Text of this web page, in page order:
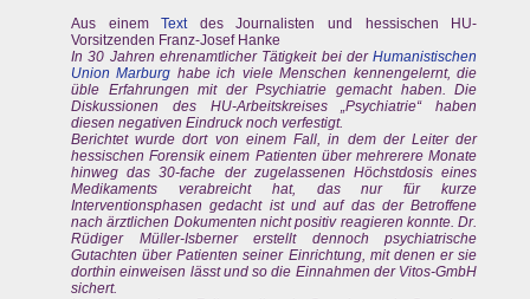
Aus einemTextdes Journalisten und hessischen HU-
Vorsitzenden Franz-Josef Hanke
In 30 Jahren ehrenamtlicher Tätigkeit bei derHumanistischen
Union Marburg habe ich viele Menschen kennengelernt, die
üble Erfahrungen mit der Psychiatrie gemacht haben. Die
Diskussionen des HU-Arbeitskreises „Psychiatrie“ haben
diesen negativen Eindruck noch verfestigt.
Berichtet wurde dort von einem Fall, in dem der Leiter der
hessischen Forensik einem Patienten über mehrerere Monate
hinweg das 30-fache der zugelassenen Höchstdosis eines
Medikaments verabreicht hat, das nur für kurze
Interventionsphasen gedacht ist und auf das der Betroffene
nach ärztlichen Dokumenten nicht positiv reagieren konnte. Dr.
Rüdiger Müller-Isberner erstellt dennoch psychiatrische
Gutachten über Patienten seiner Einrichtung, mit denen er sie
dorthin einweisen lässt und so die Einnahmen der Vitos-GmbH
sichert.